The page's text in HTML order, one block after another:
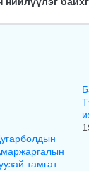
тамгат